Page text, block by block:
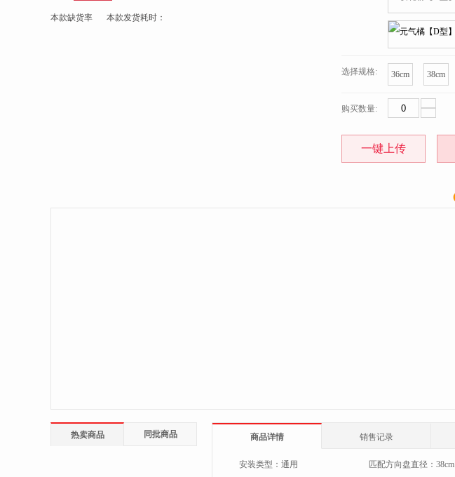
本款缺货率 本款发货耗时：
选择规格: 36cm 38cm
购买数量:
一键上传
热卖商品 同批商品 商品详情 销售记录
安装类型： 通用 匹配方向盘直径： 38cm